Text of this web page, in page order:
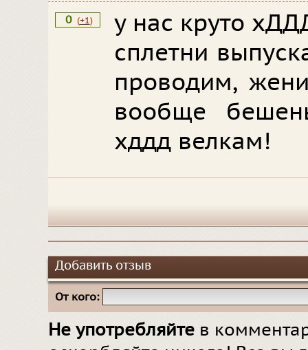
0 (+1)
у нас круто
сплетни
проводим,
вообще
хддд велкам!
Добавить отзыв
От кого:
Не употребляйте в